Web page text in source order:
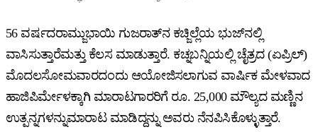
56 ವರ್ಷದರಾಮ್ಜುಭಾಯಿ ಗುಜರಾತ್‌ನ ಕಚ್ಜಿಲ್ಲೆಯ ಭುಜ್‌ನಲ್ಲಿ
ವಾಸಿಸುತ್ತಾರೆಮತ್ತು ಕೆಲಸ ಮಾಡುತ್ತಾರೆ. ಕಚ್ನಬನ್ನಿಯಲ್ಲಿ ಚೈತ್ರದ (ಏಪ್ರಿಲ್)
ಮೊದಲಸೋಮವಾರದಂದು ಆಯೋಜಿಸಲಾಗುವ ವಾರ್ಷಿಕ ಮೇಳವಾದ
ಹಾಜಿಪಿರ್ಮೇಳಕ್ಕಾಗಿ ಮಾರಾಟಗಾರರಿಗೆ ರೂ. 25,000 ಮೌಲ್ಯದ ಮಣ್ಣಿನ
ಉತ್ಪನ್ನಗಳನ್ನುಮಾರಾಟ ಮಾಡಿದ್ದನ್ನು ಅವರು ನೆನಪಿಸಿಕೊಳ್ಳುತ್ತಾರೆ.